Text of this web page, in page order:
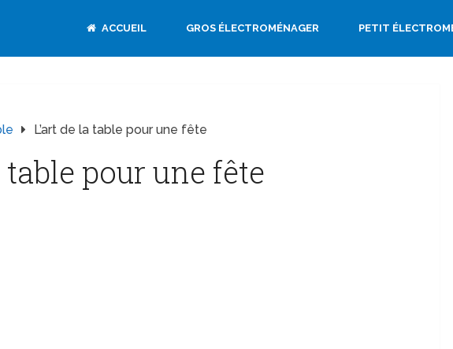
ACCUEIL GROS ÉLECTROMÉNAGER PETIT
L’art de la table pour une fête
table pour une fête